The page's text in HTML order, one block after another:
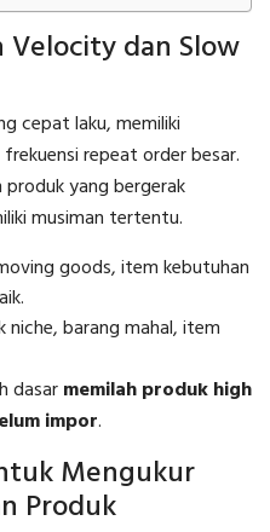
dan Slow
cepat laku, memiliki
repeat order besar.
yang bergerak
musiman tertentu.
goods, item kebutuhan
niche, barang mahal, item
dasarmemilah produk high
impor.
Mengukur
Produk